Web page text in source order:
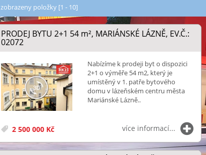
zobrazeny položky [1 - 10]
PRODEJ BYTU 2+1 54 m², MARIÁNSKÉ LÁZNĚ, EV.Č.:
02072
Nabízíme k prodeji byt o dispozici
2+1 o výměře 54 m2, který je
umístěný v 1. patře bytového
domu v lázeňském centru města
Mariánské Lázně..
2 500 000 Kč více informací...